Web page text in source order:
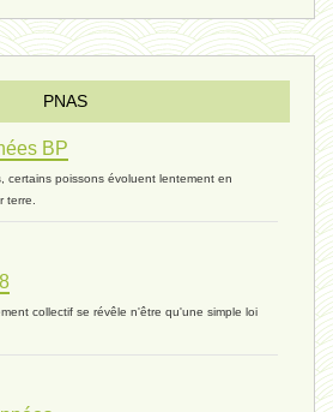
2023 *
2023 *
PNAS
BP
certains poissons évoluent lentement en
terre.
collectif se révêle n'être qu'une simple loi